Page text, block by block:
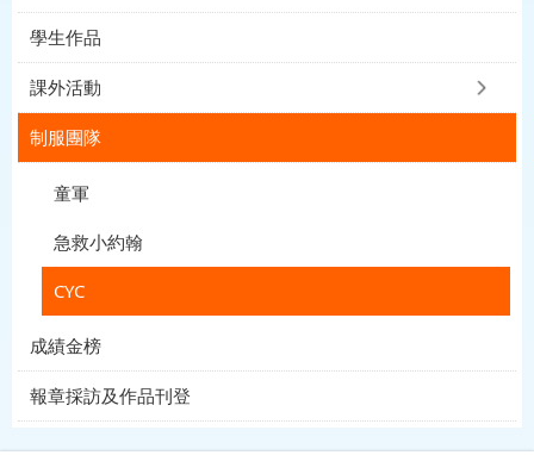
學生作品
課外活動
制服團隊
童軍
急救小約翰
CYC
成績金榜
報章採訪及作品刊登